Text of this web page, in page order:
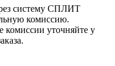
систему СПЛИТ
комиссию.
уточняйте у